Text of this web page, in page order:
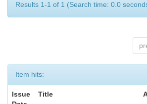
Results 1-1 of 1 (Search time: 0.0
Item hits:
Issue
Title